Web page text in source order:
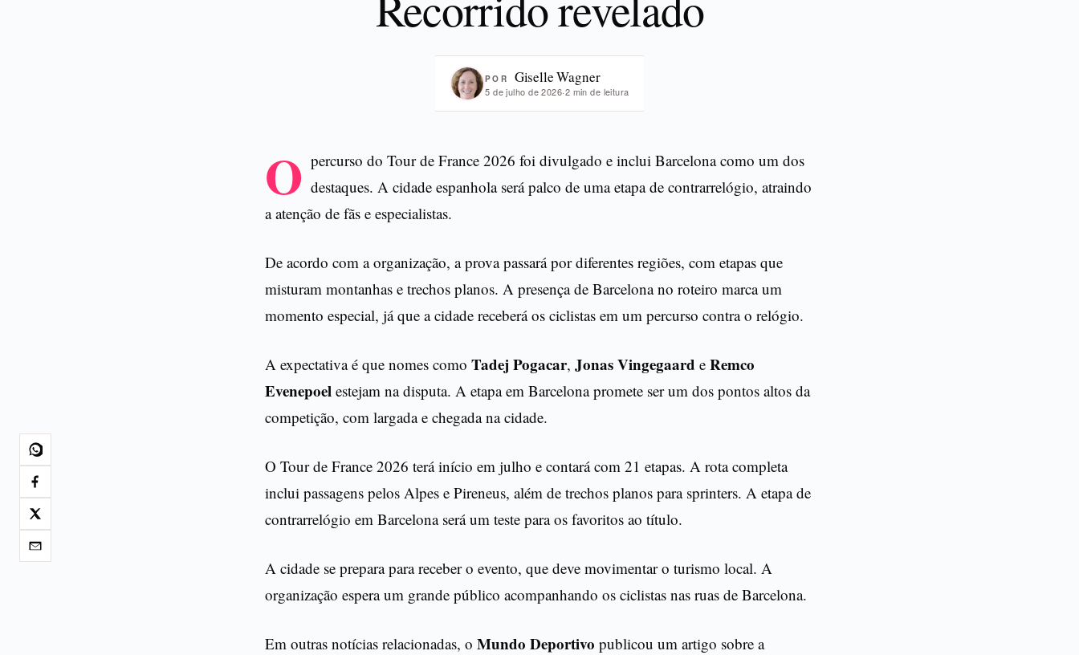
POR Giselle Wagner
5 de julho de 2026·2 min de leitura
O percurso do Tour de France 2026 foi divulgado e inclui Barcelona como um dos
destaques. A cidade espanhola será palco de uma etapa de contrarrelógio, atraindo
a atenção de fãs e especialistas.
De acordo com a organização, a prova passará por diferentes regiões, com etapas que
misturam montanhas e trechos planos. A presença de Barcelona no roteiro marca um
momento especial, já que a cidade receberá os ciclistas em um percurso contra o relógio.
A expectativa é que nomes como Tadej Pogacar, Jonas Vingegaard e Remco
Evenepoel estejam na disputa. A etapa em Barcelona promete ser um dos pontos altos da
competição, com largada e chegada na cidade.
O Tour de France 2026 terá início em julho e contará com 21 etapas. A rota completa
inclui passagens pelos Alpes e Pireneus, além de trechos planos para sprinters. A etapa de
contrarrelógio em Barcelona será um teste para os favoritos ao título.
A cidade se prepara para receber o evento, que deve movimentar o turismo local. A
organização espera um grande público acompanhando os ciclistas nas ruas de Barcelona.
Em outras notícias relacionadas, o Mundo Deportivo publicou um artigo sobre a